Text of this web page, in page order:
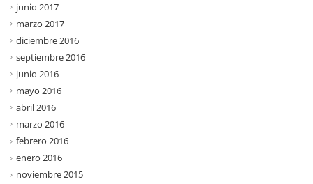
junio 2017
marzo 2017
diciembre 2016
septiembre 2016
junio 2016
mayo 2016
abril 2016
marzo 2016
febrero 2016
enero 2016
noviembre 2015